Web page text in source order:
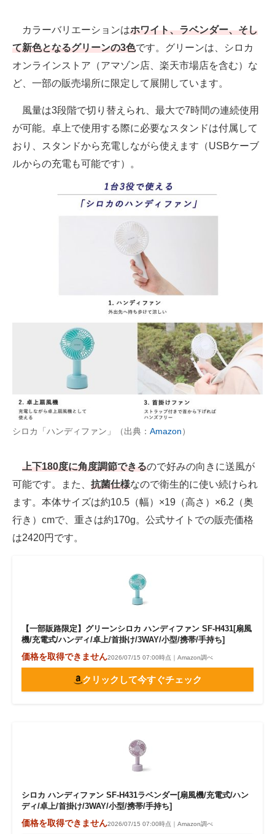
カラーバリエーションはホワイト、ラベンダー、そし
て新色となるグリーンの3色です。グリーンは、シロカ
オンラインストア（アマゾン店、楽天市場店を含む）な
ど、一部の販売場所に限定して展開しています。
風量は3段階で切り替えられ、最大で7時間の連続使用
が可能。卓上で使用する際に必要なスタンドは付属して
おり、スタンドから充電しながら使えます（USBケーブ
ルからの充電も可能です）。
シロカ「ハンディファン」（出典： Amazon）
上下180度に角度調節できるので好みの向きに送風が
可能です。また、 抗菌仕様なので衛生的に使い続けられ
ます。本体サイズは約10.5（幅）×19（高さ）×6.2（奥
行き）cmで、重さは約170g。公式サイトでの販売価格
は2420円です。
【一部販路限定】グリーンシロカ ハンディファン SF-H431[扇風
機/充電式/ハンディ/卓上/首掛け/3WAY/小型/携帯/手持ち]
価格を取得できません2026/07/15 07:00時点｜Amazon調べ
クリックして今すぐチェック
シロカ ハンディファン SF-H431ラベンダー[扇風機/充電式/ハン
ディ/卓上/首掛け/3WAY/小型/携帯/手持ち]
価格を取得できません2026/07/15 07:00時点｜Amazon調べ